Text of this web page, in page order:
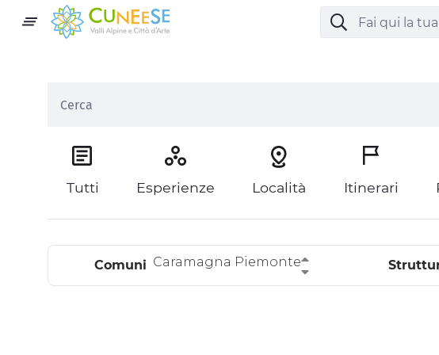
Tutti Esperienze Località Itinerari
Comuni Caramagna Piemonte